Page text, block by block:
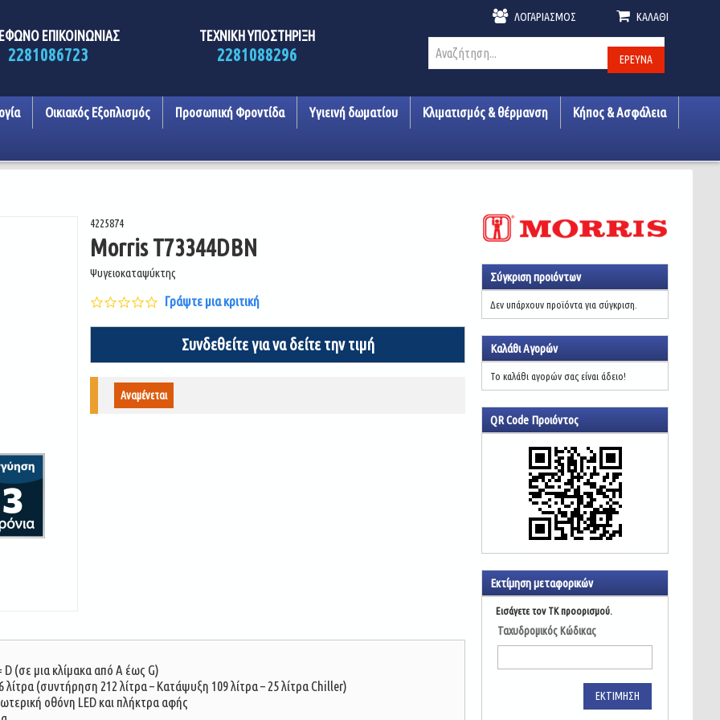
ΕΠΙΚΟΙΝΩΝΙΑΣ
2281086723
ΤΕΧΝΙΚΗ ΥΠΟΣΤΗΡΙΞΗ
2281088296
ΛΟΓΑΡΙΑΣΜΌΣ ΚΑΛΆΘΙ
ΈΡΕΥΝΑ
Οικιακός Εξοπλισμός Προσωπική Φροντίδα Υγιεινή δωματίου Κλιματισμός & θέρμανση Κήπος & Ασφάλεια
4225874
Morris T73344DBN
Ψυγειοκαταψύκτης
0.0
star
rating
Γράψτε μια κριτική
Συνδεθείτε για να δείτε την τιμή
Αναμένεται
(σε μια κλίμακα από Α έως G)
(συντήρηση 212 λίτρα – Κατάψυξη 109 λίτρα – 25 λίτρα Chiller)
οθόνη LED και πλήκτρα αφής
Σύγκριση προιόντων
Δεν υπάρχουν προϊόντα για σύγκριση.
Καλάθι Αγορών
Το καλάθι αγορών σας είναι άδειο!
QR Code Προιόντος
Εκτίμηση μεταφορικών
Εισάγετε τον ΤΚ προορισμού.
Ταχυδρομικός Κώδικας
ΕΚΤΊΜΗΣΗ